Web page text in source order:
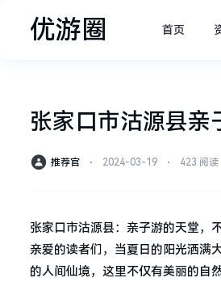
优游圈 首页
张家口市沽源县亲
推荐官 ⋅ 2024-03-19 ⋅ 423 阅读
张家口市沽源县：亲子游的天堂，
亲爱的读者们，当夏日的阳光洒满
的人间仙境，这里不仅有美丽的自